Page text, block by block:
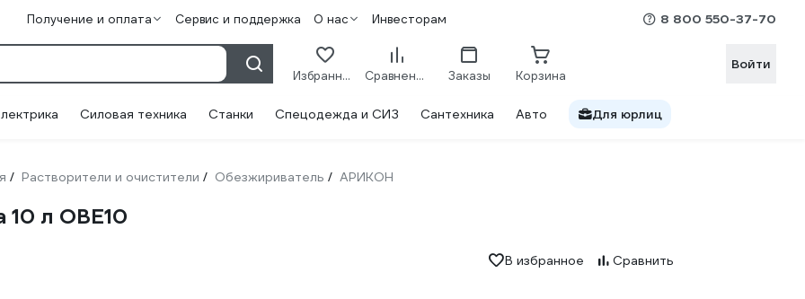
Получение и оплата Сервис и поддержка О нас Инвесторам 8 800 550-37-70
Избранное Сравнение Заказы Корзина
Войти
Силовая техника Станки Спецодежда и СИЗ Сантехника Авто Для юрлиц
/ Растворители и очистители / Обезжириватель / АРИКОН
л OBE10
В избранное Сравнить